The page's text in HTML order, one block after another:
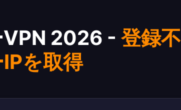
2026 - 登録不
を取得